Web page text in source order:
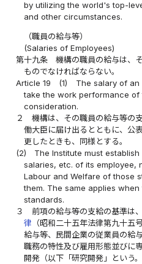
by utilizing the world's top-
and other circumstances.
（職員の給与等）
(Salaries of Employees)
第十九条
機構の職員の給与は、
ものでなければならない。
Article 19
(1)
The salary of an
take the work performance of
consideration.
２
機構は、その職員の給与等の
働大臣に届け出るとともに、公
更したときも、同様とする。
(2)
The Institute must
salaries, etc. of its employee,
Labour and Welfare of those
them. The same applies
standards.
３
前項の給与等の支給の基準は、
律 （昭和二十五年法律第九十五
給与等、民間企業の従業員の給
職務の特性及び雇用形態並びに
開発（以下「研究開発」という